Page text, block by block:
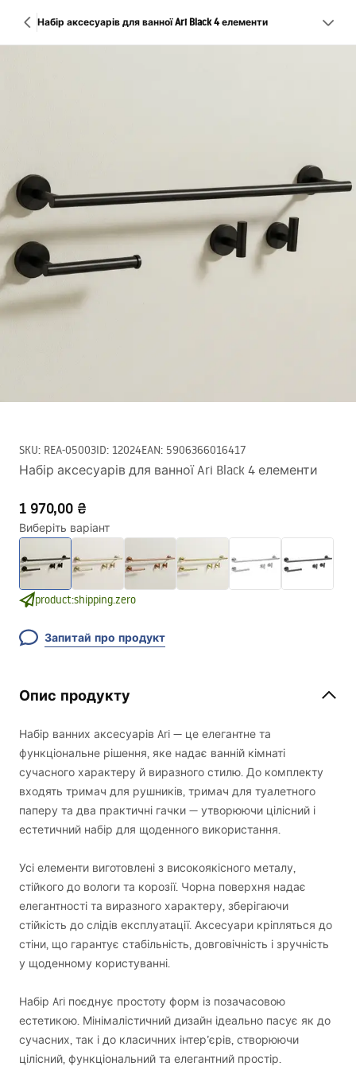
Набір аксесуарів для ванної Ari Black 4 елементи
SKU: REA-05003ID: 12024EAN: 5906366016417
Набір аксесуарів для ванної Ari Black 4 елементи
1 970,00 ₴
Виберіть варіант
product:shipping.zero
Запитай про продукт
Опис продукту
Набір ванних аксесуарів Ari — це елегантне та
функціональне рішення, яке надає ванній кімнаті
сучасного характеру й виразного стилю. До комплекту
входять тримач для рушників, тримач для туалетного
паперу та два практичні гачки — утворюючи цілісний і
естетичний набір для щоденного використання.
Усі елементи виготовлені з високоякісного металу,
стійкого до вологи та корозії. Чорна поверхня надає
елегантності та виразного характеру, зберігаючи
стійкість до слідів експлуатації. Аксесуари кріпляться до
стіни, що гарантує стабільність, довговічність і зручність
у щоденному користуванні.
Набір Ari поєднує простоту форм із позачасовою
естетикою. Мінімалістичний дизайн ідеально пасує як до
сучасних, так і до класичних інтер’єрів, створюючи
цілісний, функціональний та елегантний простір.